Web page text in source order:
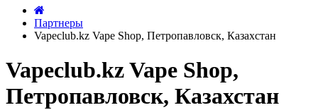
Партнеры
Vapeclub.kz Vape Shop, Петропавловск, Казахстан
Vapeclub.kz Vape Shop,
Петропавловск, Казахстан